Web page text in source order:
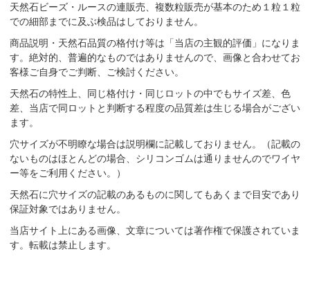
天然石ビーズ・ルースの連販売、複数粒販売が基本のため１粒１粒
での細部までに及ぶ検品はしておりません。
商品説明・天然石品質の格付け等は「当店の主観的評価」になりま
す。絶対的、普遍的なものではありませんので、画像と合わせてお
客様ご自身でご判断、ご検討ください。
天然石の特性上、同じ格付け・同じロットの中でもサイズ差、色
差、当店で同ロットと判断する程度の品質差は生じる場合がござい
ます。
穴サイズが不明瞭な場合は説明欄に記載しておりません。（記載の
ないものはほとんどの場合、シリコンゴムは通りませんのでワイヤ
ー等をご利用ください。）
天然石に穴サイズの記載のあるものに関してもあくまで目安であり
保証対象ではありません。
当店サイト上にある画像、文章については著作権で保護されていま
す。転載は禁止します。